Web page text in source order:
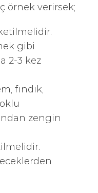
örnek verirsek;
gibi
2-3 kez
fındık,
zengin